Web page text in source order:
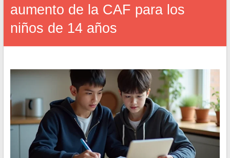
aumento de la CAF para los
niños de 14 años